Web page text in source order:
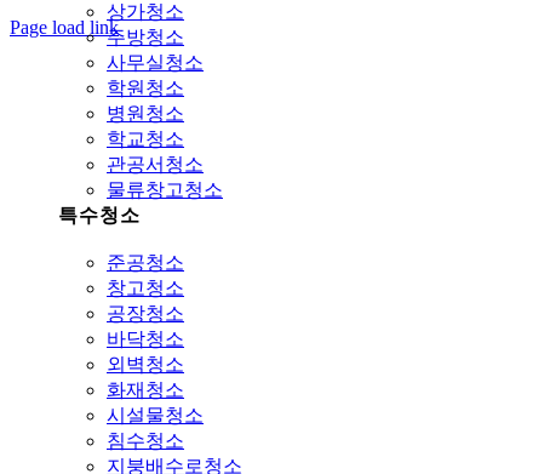
상가청소
주방청소
사무실청소
학원청소
병원청소
학교청소
관공서청소
물류창고청소
특수청소
준공청소
창고청소
공장청소
바닥청소
외벽청소
화재청소
시설물청소
침수청소
지붕배수로청소
Page load link